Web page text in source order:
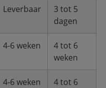
Leverbaar
3 tot 5
dagen
4-6 weken
4 tot 6
weken
4-6 weken
4 tot 6